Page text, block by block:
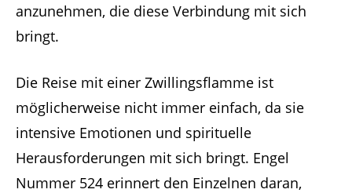
anzunehmen, die diese Verbindung mit sich
bringt.
Die Reise mit einer Zwillingsflamme ist
möglicherweise nicht immer einfach, da sie
intensive Emotionen und spirituelle
Herausforderungen mit sich bringt. Engel
Nummer 524 erinnert den Einzelnen daran,